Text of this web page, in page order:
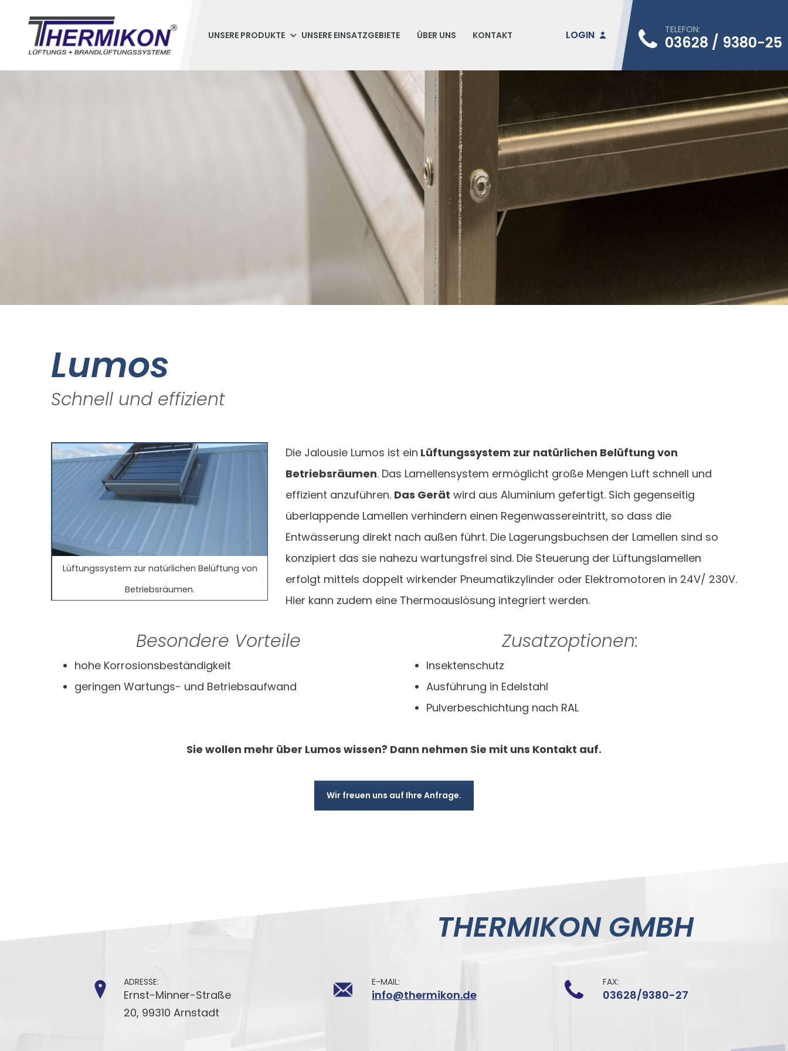
UNSERE PRODUKTE UNSERE EINSATZGEBIETE ÜBER UNS KONTAKT LOGIN TELEFON:
03628 / 9380-25
Lumos
Schnell und effizient
Lüftungssystem zur natürlichen Belüftung von
Betriebsräumen.
Die Jalousie Lumos ist ein Lüftungssystem zur natürlichen Belüftung von
Betriebsräumen. Das Lamellensystem ermöglicht große Mengen Luft schnell und
effizient anzuführen. Das Gerät wird aus Aluminium gefertigt. Sich gegenseitig
überlappende Lamellen verhindern einen Regenwassereintritt, so dass die
Entwässerung direkt nach außen führt. Die Lagerungsbuchsen der Lamellen sind so
konzipiert das sie nahezu wartungsfrei sind. Die Steuerung der Lüftungslamellen
erfolgt mittels doppelt wirkender Pneumatikzylinder oder Elektromotoren in 24V/ 230V.
Hier kann zudem eine Thermoauslösung integriert werden.
Besondere Vorteile
hohe Korrosionsbeständigkeit
geringen Wartungs- und Betriebsaufwand
Zusatzoptionen:
Insektenschutz
Ausführung in Edelstahl
Pulverbeschichtung nach RAL
Sie wollen mehr über Lumos wissen? Dann nehmen Sie mit uns Kontakt auf.
Wir freuen uns auf Ihre Anfrage.
THERMIKON GMBH
ADRESSE:
Ernst-Minner-Straße
20, 99310 Arnstadt
E-MAIL:
info@thermikon.de
FAX:
03628/9380-27